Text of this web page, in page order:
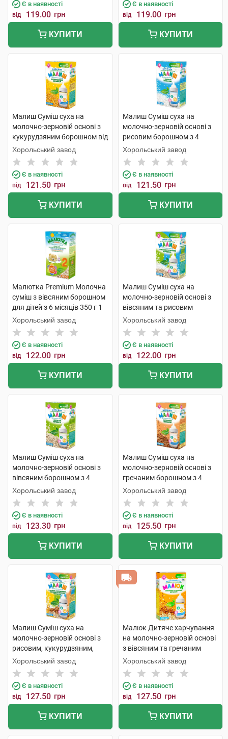
Є в наявності
від 119.00 грн
КУПИТИ
Є в наявності
від 119.00 грн
КУПИТИ
Малиш Суміш суха на
молочно-зерновій основі з
кукурудзяним борошном від
4 місяців 350 г 1 коробка
Хорольський завод
Є в наявності
від 121.50 грн
КУПИТИ
Малиш Суміш суха на
молочно-зерновій основі з
рисовим борошном з 4
місяців 350 г 1 коробка
Хорольський завод
Є в наявності
від 121.50 грн
КУПИТИ
Малютка Premium Молочна
суміш з вівсяним борошном
для дітей з 6 місяців 350 г 1
коробка
Хорольський завод
Є в наявності
від 122.00 грн
КУПИТИ
Малиш Суміш суха на
молочно-зерновій основі з
вівсяним та рисовим
борошном від 6 місяців 350 г
1 коробка
Хорольський завод
Є в наявності
від 122.00 грн
КУПИТИ
Малиш Суміш суха на
молочно-зерновій основі з
вівсяним борошном з 4
місяців 350 г 1 коробка
Хорольський завод
Є в наявності
від 123.30 грн
КУПИТИ
Малиш Суміш суха на
молочно-зерновій основі з
гречаним борошном з 4
місяців 350 г 1 коробка
Хорольський завод
Є в наявності
від 125.50 грн
КУПИТИ
Малиш Суміш суха на
молочно-зерновій основі з
рисовим, кукурудзяним,
вівсяним, гречаним
борошном з 6 міс. 350 г 1
коробка
Хорольський завод
Є в наявності
від 127.50 грн
КУПИТИ
Малюк Дитяче харчування
на молочно-зерновій основі
з вівсяним та гречаним
борошном з 6 місяців 350 г 1
пачка
Хорольський завод
Є в наявності
від 127.50 грн
КУПИТИ